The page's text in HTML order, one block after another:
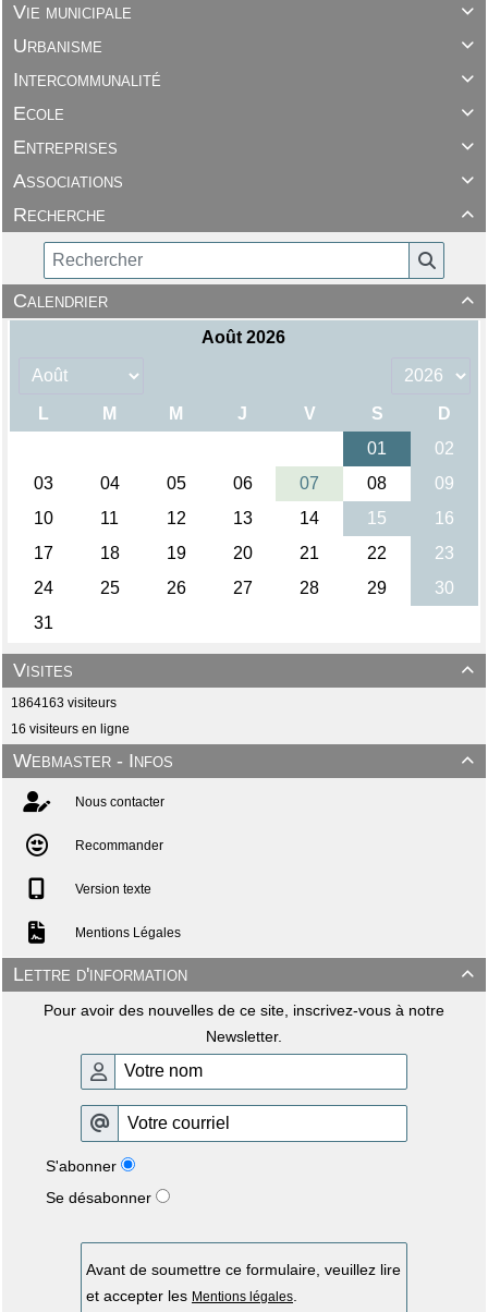

Vie municipale

Urbanisme

Intercommunalité

Ecole

Entreprises

Associations

Recherche

Calendrier

Visites
1864163 visiteurs
16 visiteurs en ligne

Webmaster - Infos
Nous contacter
Recommander
Version texte
Mentions Légales

Lettre d'information
Pour avoir des nouvelles de ce site, inscrivez-vous à notre
Newsletter.
S'abonner
Se désabonner
Avant de soumettre ce formulaire, veuillez lire
et accepter les Mentions légales